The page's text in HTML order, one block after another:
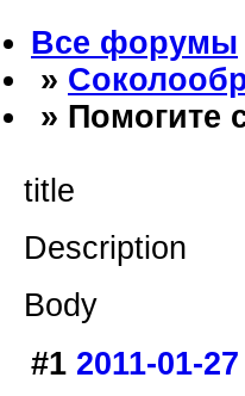
Все форумы
»
» Помогите
title
Description
Body
#1 2011-01-